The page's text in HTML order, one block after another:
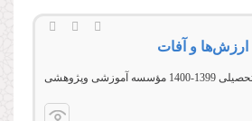
ارزش‌ها و آفات
در مراسم افتتاحیه سال تحصیلی 1399-1400 مؤسسه آموزشی وپژوهشی